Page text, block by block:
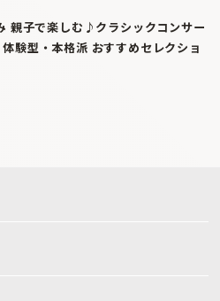
親子で楽しむ♪クラシックコンサー
験型・本格派 おすすめセレクショ